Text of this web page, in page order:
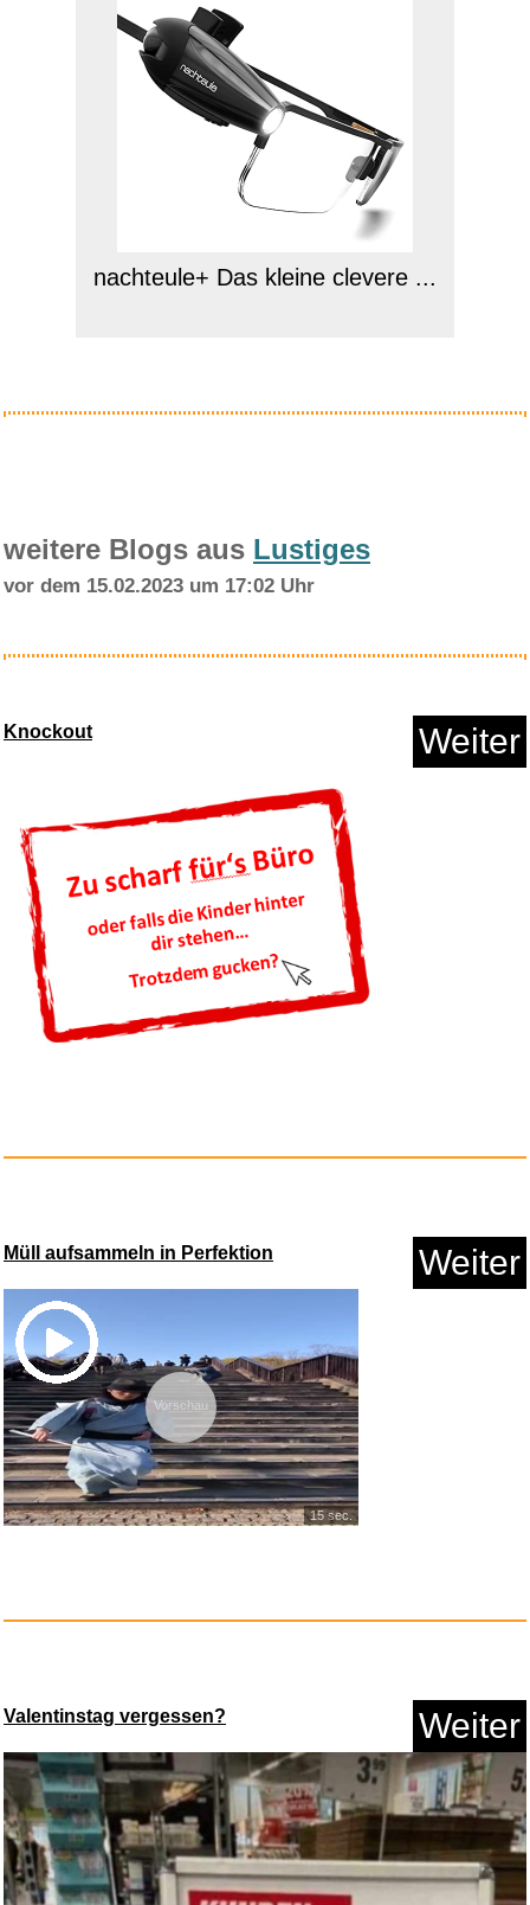
nachteule+ Das kleine clevere ...
Thomas 4, die kleine Lokomotiv...
Some Other Stuff (Tone Poet
Vi...
weitere Blogs aus Lustiges
vor dem 15.02.2023 um 17:02 Uhr
Knockout Weiter
Müll aufsammeln in Perfektion Weiter
Vorschau
15 sec.
Valentinstag vergessen? Weiter